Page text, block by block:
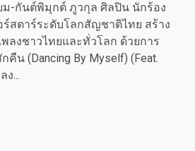
ม-กันต์พิมุกต์ ภูวกุล ศิลปิน นักร้อง
ร์สตาร์ระดับโลกสัญชาติไทย สร้าง
ลงชาวไทยและทั่วโลก ด้วยการ
คืน (Dancing By Myself) (Feat.
ง...